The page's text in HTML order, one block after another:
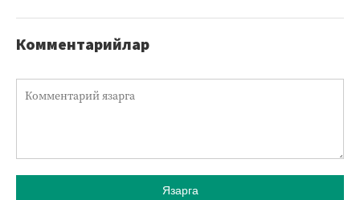
Комментарийлар
Язарга